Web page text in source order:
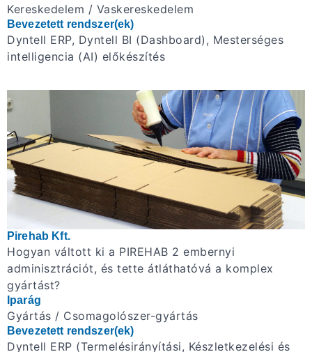
Kereskedelem / Vaskereskedelem
Bevezetett rendszer(ek)
Dyntell ERP, Dyntell BI (Dashboard), Mesterséges
intelligencia (AI) előkészítés
Pirehab Kft.
Hogyan váltott ki a PIREHAB 2 embernyi
adminisztrációt, és tette átláthatóvá a komplex
gyártást?
Iparág
Gyártás / Csomagolószer-gyártás
Bevezetett rendszer(ek)
Dyntell ERP (Termelésirányítási, Készletkezelési és